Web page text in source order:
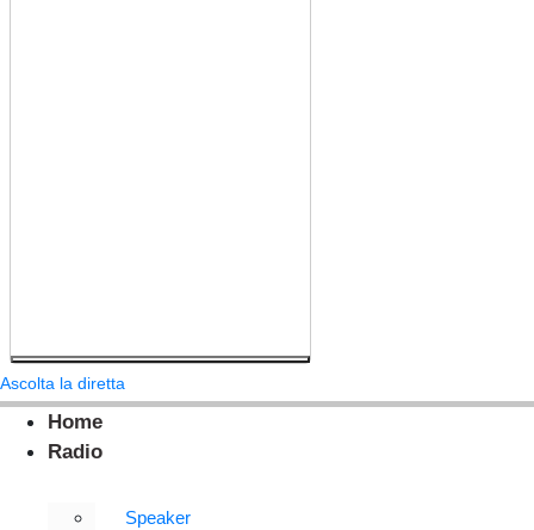
Ascolta la diretta
Home
Radio
Speaker